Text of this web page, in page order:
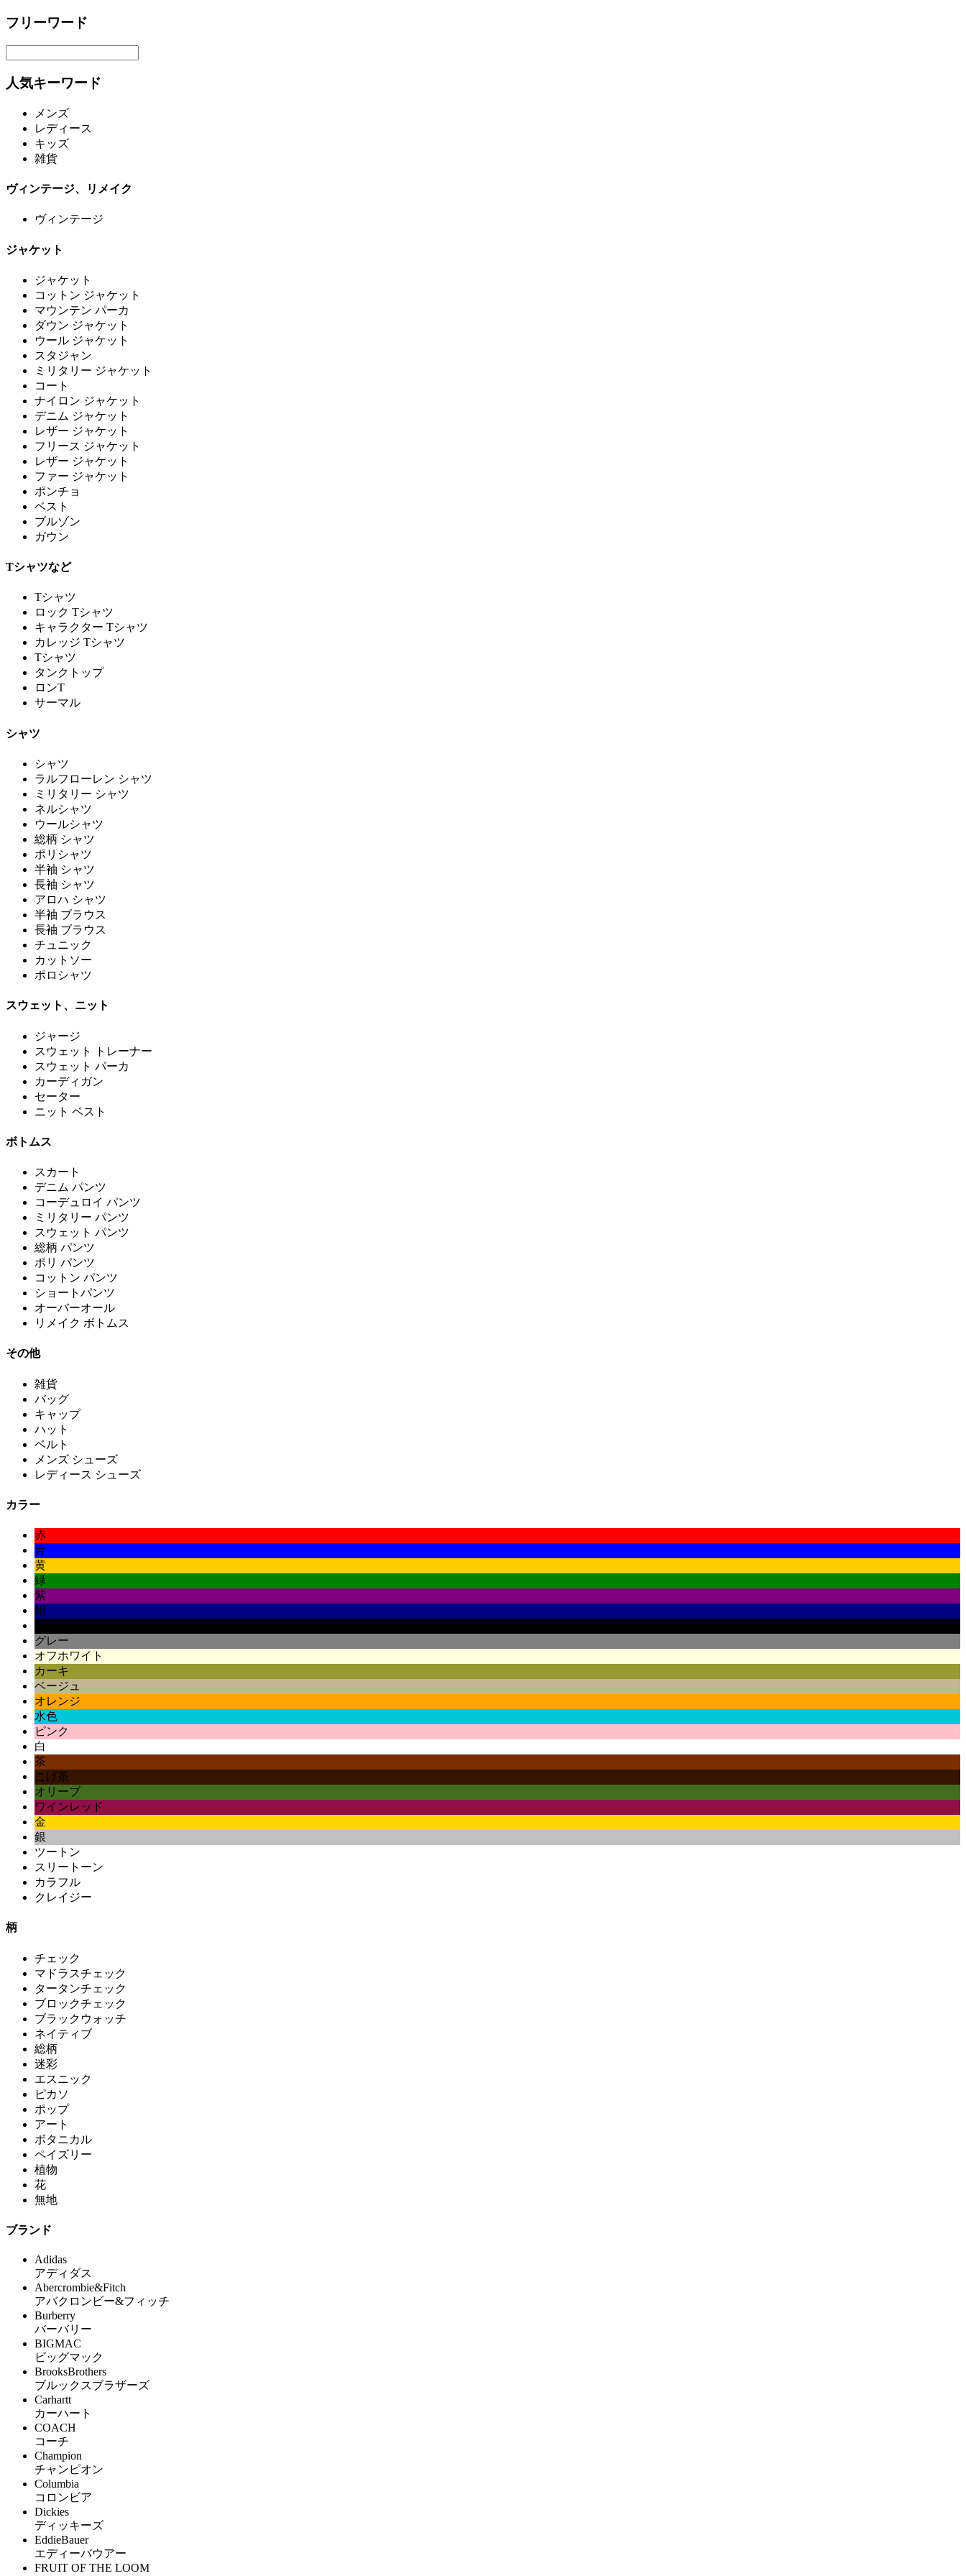
フリーワード
人気キーワード
メンズ
レディース
キッズ
雑貨
ヴィンテージ、リメイク
ヴィンテージ
ジャケット
ジャケット
コットン ジャケット
マウンテン パーカ
ダウン ジャケット
ウール ジャケット
スタジャン
ミリタリー ジャケット
コート
ナイロン ジャケット
デニム ジャケット
レザー ジャケット
フリース ジャケット
レザー ジャケット
ファー ジャケット
ポンチョ
ベスト
ブルゾン
ガウン
Tシャツなど
Tシャツ
ロック Tシャツ
キャラクター Tシャツ
カレッジ Tシャツ
Tシャツ
タンクトップ
ロンT
サーマル
シャツ
シャツ
ラルフローレン シャツ
ミリタリー シャツ
ネルシャツ
ウールシャツ
総柄 シャツ
ポリシャツ
半袖 シャツ
長袖 シャツ
アロハ シャツ
半袖 ブラウス
長袖 ブラウス
チュニック
カットソー
ポロシャツ
スウェット、ニット
ジャージ
スウェット トレーナー
スウェット パーカ
カーディガン
セーター
ニット ベスト
ボトムス
スカート
デニム パンツ
コーデュロイ パンツ
ミリタリー パンツ
スウェット パンツ
総柄 パンツ
ポリ パンツ
コットン パンツ
ショートパンツ
オーバーオール
リメイク ボトムス
その他
雑貨
バッグ
キャップ
ハット
ベルト
メンズ シューズ
レディース シューズ
カラー
赤
青
黄
緑
紫
紺
グレー
オフホワイト
カーキ
ベージュ
オレンジ
水色
ピンク
白
茶
こげ茶
オリーブ
ワインレッド
金
銀
ツートン
スリートーン
カラフル
クレイジー
柄
チェック
マドラスチェック
タータンチェック
ブロックチェック
ブラックウォッチ
ネイティブ
総柄
迷彩
エスニック
ピカソ
ポップ
アート
ボタニカル
ペイズリー
植物
花
無地
ブランド
Adidas
アディダス
Abercrombie&Fitch
アバクロンビー&フィッチ
Burberry
バーバリー
BIGMAC
ビッグマック
BrooksBrothers
ブルックスブラザーズ
Carhartt
カーハート
COACH
コーチ
Champion
チャンピオン
Columbia
コロンビア
Dickies
ディッキーズ
EddieBauer
エディーバウアー
FRUIT OF THE LOOM